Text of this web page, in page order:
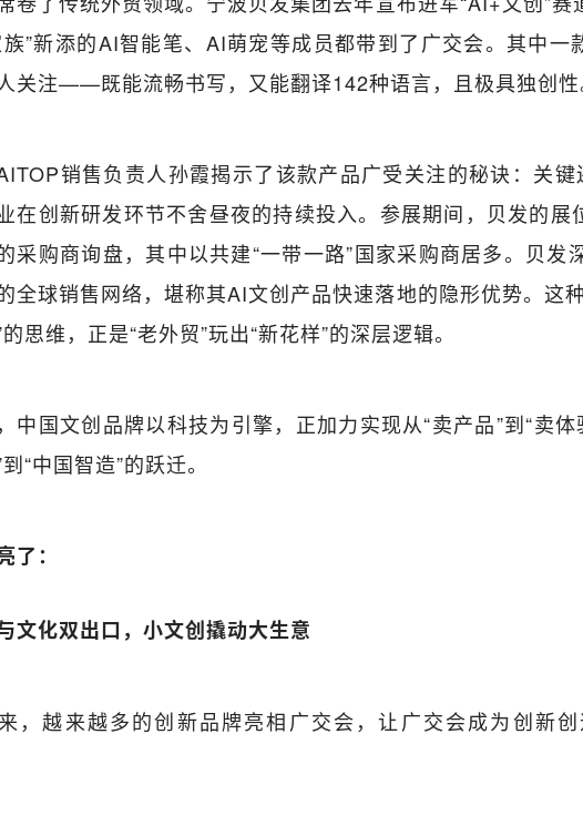
族”新添的AI智能笔、AI萌宠等成员都带到了广交会。其中一
关注——既能流畅书写，又能翻译142种语言，且极具独创性
销售负责人孙霞揭示了该款产品广受关注的秘诀：关键
在创新研发环节不舍昼夜的持续投入。参展期间，贝发的展
采购商询盘，其中以共建“一带一路”国家采购商居多。贝发
全球销售网络，堪称其AI文创产品快速落地的隐形优势。这
思维，正是“老外贸”玩出“新花样”的深层逻辑。
中国文创品牌以科技为引擎，正加力实现从“卖产品”到“卖体
“中国智造”的跃迁。
了：
文化双出口，小文创撬动大生意
，越来越多的创新品牌亮相广交会，让广交会成为创新创